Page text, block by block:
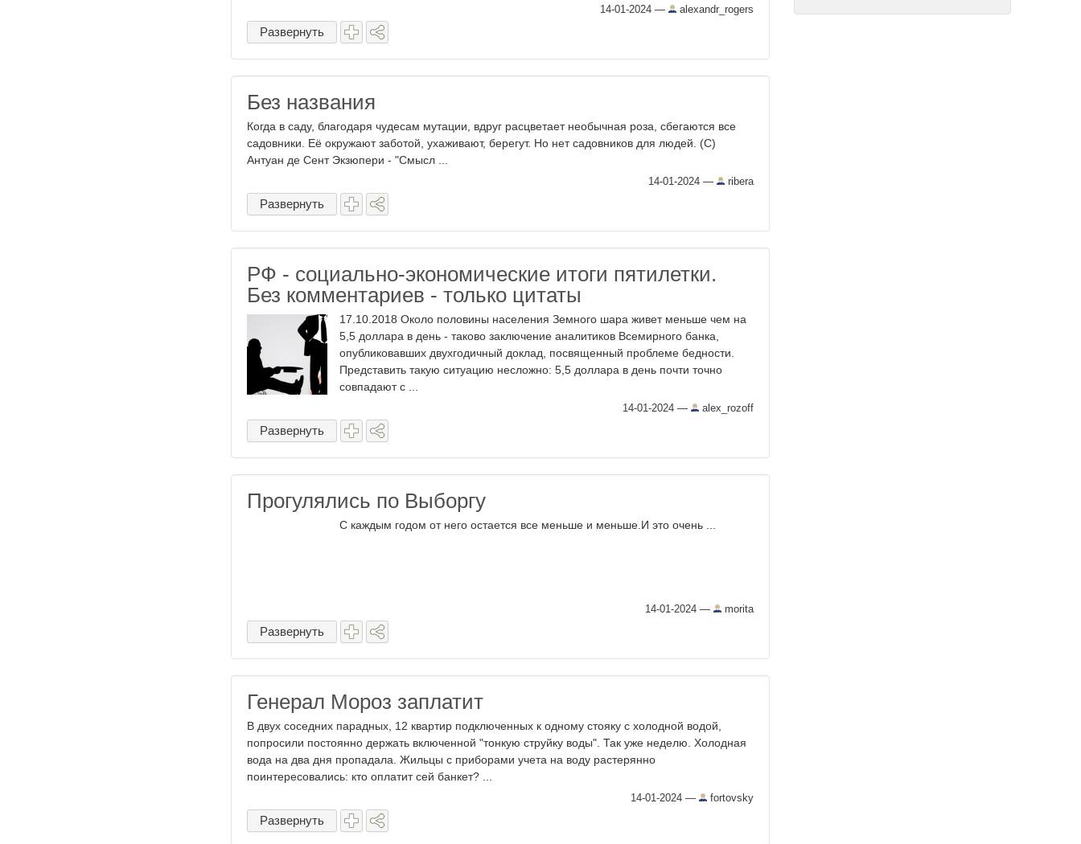
14-01-2024 — alexandr_rogers
Развернуть
Без названия
Когда в саду, благодаря чудесам мутации, вдруг расцветает необычная роза, сбегаются все
садовники. Её окружают заботой, ухаживают, берегут. Но нет садовников для людей. (С)
Антуан де Сент Экзюпери - "Смысл ...
14-01-2024 — ribera
Развернуть
РФ - социально-экономические итоги пятилетки.
Без комментариев - только цитаты
17.10.2018 Около половины населения Земного шара живет меньше чем на
5,5 доллара в день - таково заключение аналитиков Всемирного банка,
опубликовавших двухгодичный доклад, посвященный проблеме бедности.
Представить такую ситуацию несложно: 5,5 доллара в день почти точно
совпадают с ...
14-01-2024 — alex_rozoff
Развернуть
Прогулялись по Выборгу
С каждым годом от него остается все меньше и меньше.И это очень ...
14-01-2024 — morita
Развернуть
Генерал Мороз заплатит
В двух соседних парадных, 12 квартир подключенных к одному стояку с холодной водой,
попросили постоянно держать включенной "тонкую струйку воды". Так уже неделю. Холодная
вода на два дня пропадала. Жильцы с приборами учета на воду растерянно
поинтересовались: кто оплатит сей банкет? ...
14-01-2024 — fortovsky
Развернуть